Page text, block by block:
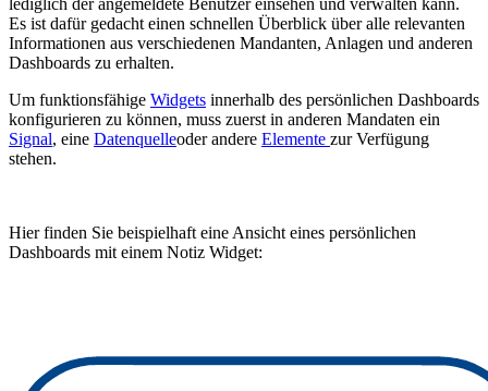
Es ist dafür gedacht einen schnellen Überblick über alle relevanten
Informationen aus verschiedenen Mandanten, Anlagen und anderen
Dashboards zu erhalten.
Um funktionsfähige Widgets innerhalb des persönlichen Dashboards
konfigurieren zu können, muss zuerst in anderen Mandaten ein
Signal, eine Datenquelleoder andere Elemente zur Verfügung
stehen.
Hier finden Sie beispielhaft eine Ansicht eines persönlichen
Dashboards mit einem Notiz Widget: